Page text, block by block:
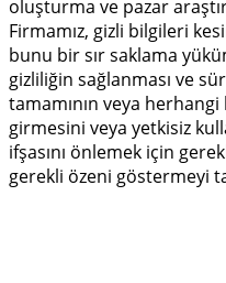
oluşturma ve pazar
Firmamız, gizli bilgileri
bunu bir sır saklama
gizliliğin sağlanması ve
tamamının veya herhangi
girmesini veya yetkisiz
ifşasını önlemek için
gerekli özeni göstermeyi